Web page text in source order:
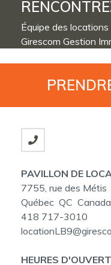
Équipe des locations
Girescom Gestion
PAVILLON DE
7755, rue des Métis
Québec QC
418 717-3010
HEURES